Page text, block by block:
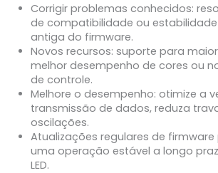
Corrigir problemas conhecidos:
de compatibilidade ou
antiga do firmware.
Novos recursos: suporte para
melhor desempenho de cores ou
de controle.
Melhore o desempenho: otimize a
transmissão de dados, reduza
oscilações.
Atualizações regulares de
uma operação estável a longo
LED.